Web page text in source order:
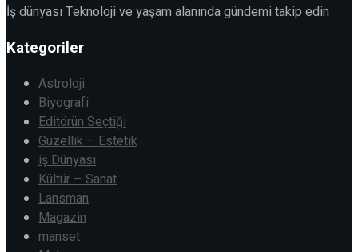
İş dünyası Teknoloji ve yaşam alanında gündemi takip edin
Kategoriler
Astroloji
Biyografi
Editörün Seçtiği
Güzellik – Estetik
iş Dünyası
Kültür – Sanat
Lansman
Magazin
manset